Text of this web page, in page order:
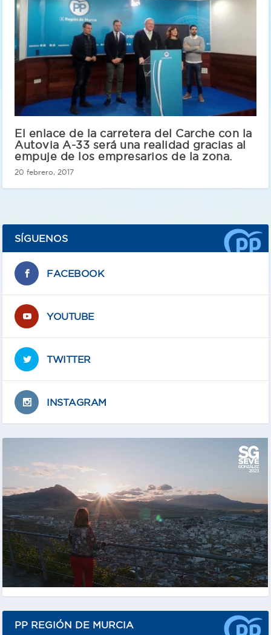
El enlace de la carretera del Carche con la
Autovia A-33 será una realidad gracias al
empuje de los empresarios de la zona.
20 febrero, 2017
SÍGUENOS
FACEBOOK
YOUTUBE
TWITTER
INSTAGRAM
PP REGIÓN DE MURCIA